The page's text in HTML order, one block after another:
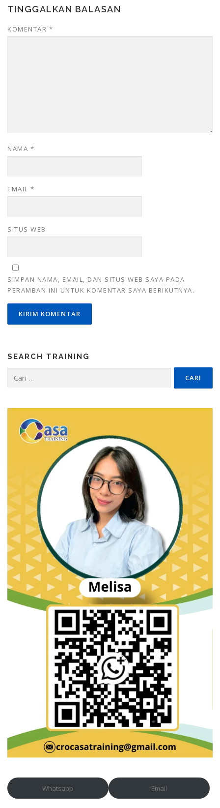
TINGGALKAN BALASAN
KOMENTAR *
NAMA *
EMAIL *
SITUS WEB
SIMPAN NAMA, EMAIL, DAN SITUS WEB SAYA PADA
PERAMBAN INI UNTUK KOMENTAR SAYA BERIKUTNYA.
SEARCH TRAINING
untuk:
Whatsapp Email